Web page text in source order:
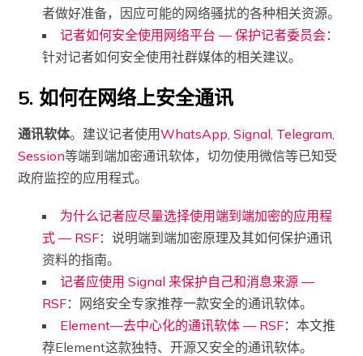
者做好准备，因应可能的网络骚扰的各种相关资源。
记者如何安全使用网络平台 — 保护记者委员会：
针对记者如何安全使用社群媒体的相关建议。
5. 如何在网络上安全通讯
通讯软体。建议记者使用WhatsApp,Signal, Telegram,
Session等端到端加密通讯软体，切勿使用微信等已知受
政府监控的应用程式。
为什么记者应尽量选择使用端到端加密的应用程
式 — RSF：说明端到端加密原理及其如何保护通讯
资料的指南。
记者应使用 Signal 来保护自己和消息来源 —
RSF：网络安全专家推荐一款安全的通讯软体。
Element—去中心化的通讯软体 — RSF：本文推
荐Element这款独特、开源又安全的通讯软体。